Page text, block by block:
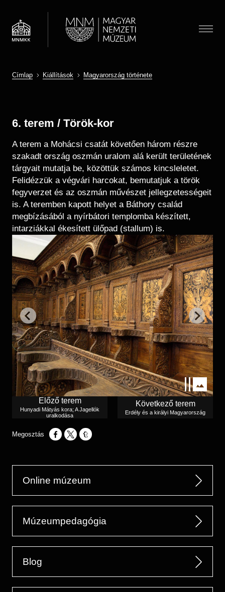
tartalomra
Menü
(HU)
Látogatóknak
Jegyárak
Látogatói információk
Önálló felfedezés
Csoportos látogatás
Családoknak
Vasúti kedvezmény
Múzeumpedagógia
Almenü megnyitása
Óvodások
Iskolások
Gyerekek
Családok
Felnőttek
Pedagógusok
Múzeum
Almenü megnyitása
Múzeumi élet / Rólunk
Önkéntesség
Iskolai közösségi szolgálat
OMMIK
Régészet
Tagintézmények
Felnőttképzés
Közérdekű adatok
Gyűjtemények
Almenü megnyitása
Régészeti Tár
Újkori Főosztály
Modernkori Főosztály
Képcsarnok
Történeti Fényképtár
Éremtár
Adattár
Központi Könyvtár
Keresés
EN
Címlap Kiállítások Magyarország története
6. terem / Török-kor
A terem a Mohácsi csatát követően három részre
szakadt ország oszmán uralom alá került területének
tárgyait mutatja be, közöttük számos kincsleletet.
Felidézzük a végvári harcokat, bemutatjuk a török
fegyverzet és az oszmán művészet jellegzetességeit
is. A teremben kapott helyet a Báthory család
megbízásából a nyírbátori templomba készített,
intarziákkal ékesített ülőpad (stallum) is.
Opens in a new window
Opens in a new window
Opens in a new window
Előző terem
Hunyadi Mátyás kora; A Jagellók
uralkodása
Következő terem
Erdély és a királyi Magyarország
Online múzeum
Múzeumpedagógia
Blog